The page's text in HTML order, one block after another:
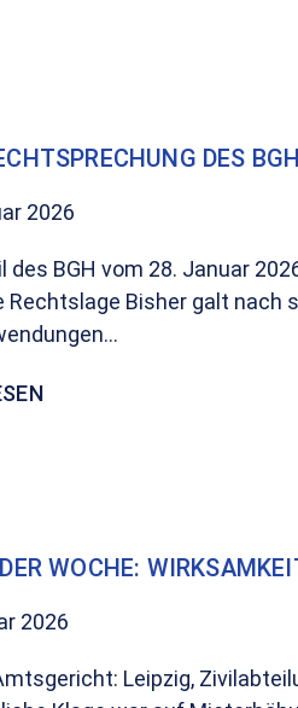
DES BGH
2026
des BGH vom 28. Januar
Rechtslage Bisher galt nach
WOCHE:
2026
Leipzig,